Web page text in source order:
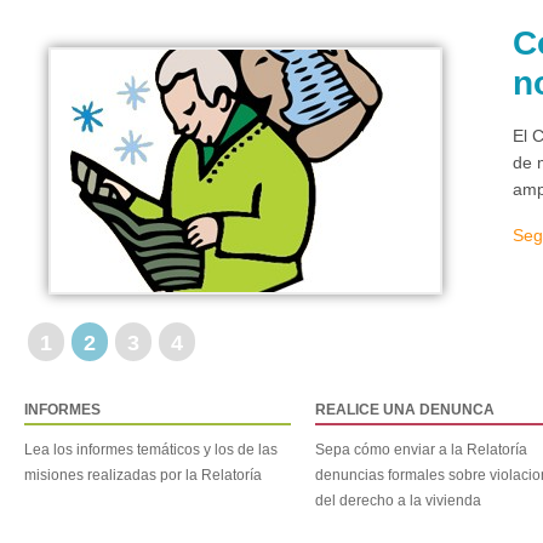
El
de
1 2 3 4
INFORMES
Lea los informes temáticos y los de las
misiones realizadas por la Relatoría
REALICE UNA DENUNCA
Sepa cómo enviar a la Relatoría
denuncias formales sobre
del derecho a la vivienda